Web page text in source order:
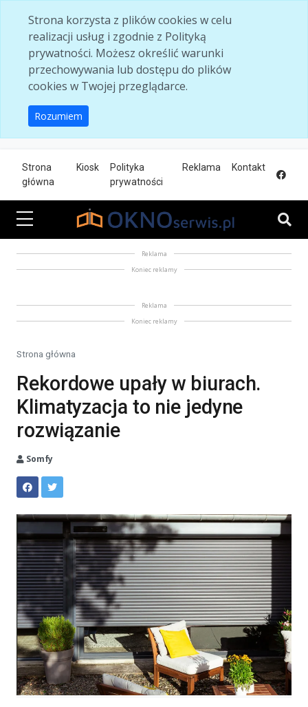
Strona korzysta z plików cookies w celu
realizacji usług i zgodnie z Polityką
prywatności. Możesz określić warunki
przechowywania lub dostępu do plików
cookies w Twojej przeglądarce.
Rozumiem
Strona
główna
Kiosk
Polityka
prywatności
Reklama Kontakt
Reklama
Koniec reklamy
Reklama
Koniec reklamy
Strona główna
Rekordowe upały w biurach.
Klimatyzacja to nie jedyne
rozwiązanie
Somfy